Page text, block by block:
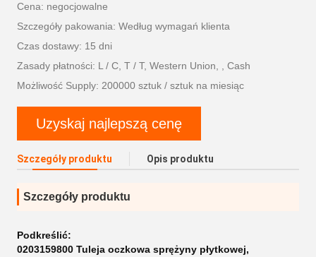
Cena: negocjowalne
Szczegóły pakowania: Według wymagań klienta
Czas dostawy: 15 dni
Zasady płatności: L / C, T / T, Western Union, , Cash
Możliwość Supply: 200000 sztuk / sztuk na miesiąc
Uzyskaj najlepszą cenę
Szczegóły produktu Opis produktu
Szczegóły produktu
Podkreślić:
0203159800 Tuleja oczkowa sprężyny płytkowej,